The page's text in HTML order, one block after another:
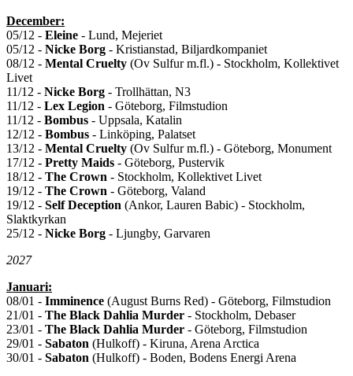
December:
05/12 - Eleine - Lund, Mejeriet
05/12 - Nicke Borg - Kristianstad, Biljardkompaniet
08/12 - Mental Cruelty (Ov Sulfur m.fl.) - Stockholm, Kollektivet
Livet
11/12 - Nicke Borg - Trollhättan, N3
11/12 - Lex Legion - Göteborg, Filmstudion
11/12 - Bombus - Uppsala, Katalin
12/12 - Bombus - Linköping, Palatset
13/12 - Mental Cruelty (Ov Sulfur m.fl.) - Göteborg, Monument
17/12 - Pretty Maids - Göteborg, Pustervik
18/12 - The Crown - Stockholm, Kollektivet Livet
19/12 - The Crown - Göteborg, Valand
19/12 - Self Deception (Ankor, Lauren Babic) - Stockholm,
Slaktkyrkan
25/12 - Nicke Borg - Ljungby, Garvaren
2027
Januari:
08/01 - Imminence (August Burns Red) - Göteborg, Filmstudion
21/01 - The Black Dahlia Murder - Stockholm, Debaser
23/01 - The Black Dahlia Murder - Göteborg, Filmstudion
29/01 - Sabaton (Hulkoff) - Kiruna, Arena Arctica
30/01 - Sabaton (Hulkoff) - Boden, Bodens Energi Arena